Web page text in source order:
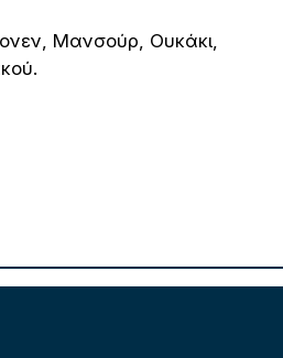
Μανσούρ, Ουκάκι,